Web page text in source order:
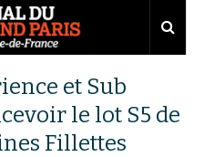
et Sub
le lot S5 de
Fillettes